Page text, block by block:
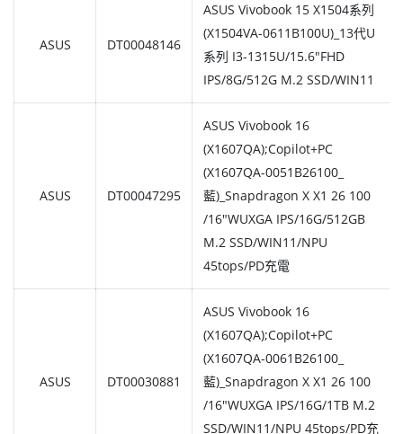
ASUS DT00048146
ASUS Vivobook 15 X1504系列
(X1504VA-0611B100U)_13代U
系列 I3-1315U/15.6"FHD
IPS/8G/512G M.2 SSD/WIN11
ASUS DT00047295
ASUS Vivobook 16
(X1607QA);Copilot+PC
(X1607QA-0051B26100_
藍)_Snapdragon X X1 26 100
/16"WUXGA IPS/16G/512GB
M.2 SSD/WIN11/NPU
45tops/PD充電
ASUS DT00030881
ASUS Vivobook 16
(X1607QA);Copilot+PC
(X1607QA-0061B26100_
藍)_Snapdragon X X1 26 100
/16"WUXGA IPS/16G/1TB M.2
SSD/WIN11/NPU 45tops/PD充